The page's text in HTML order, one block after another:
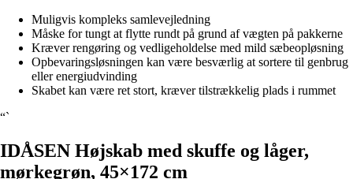
Muligvis kompleks samlevejledning
Måske for tungt at flytte rundt på grund af vægten på pakkerne
Kræver rengøring og vedligeholdelse med mild sæbeopløsning
Opbevaringsløsningen kan være besværlig at sortere til genbrug
eller energiudvinding
Skabet kan være ret stort, kræver tilstrækkelig plads i rummet
“`
IDÅSEN Højskab med skuffe og låger,
mørkegrøn, 45×172 cm